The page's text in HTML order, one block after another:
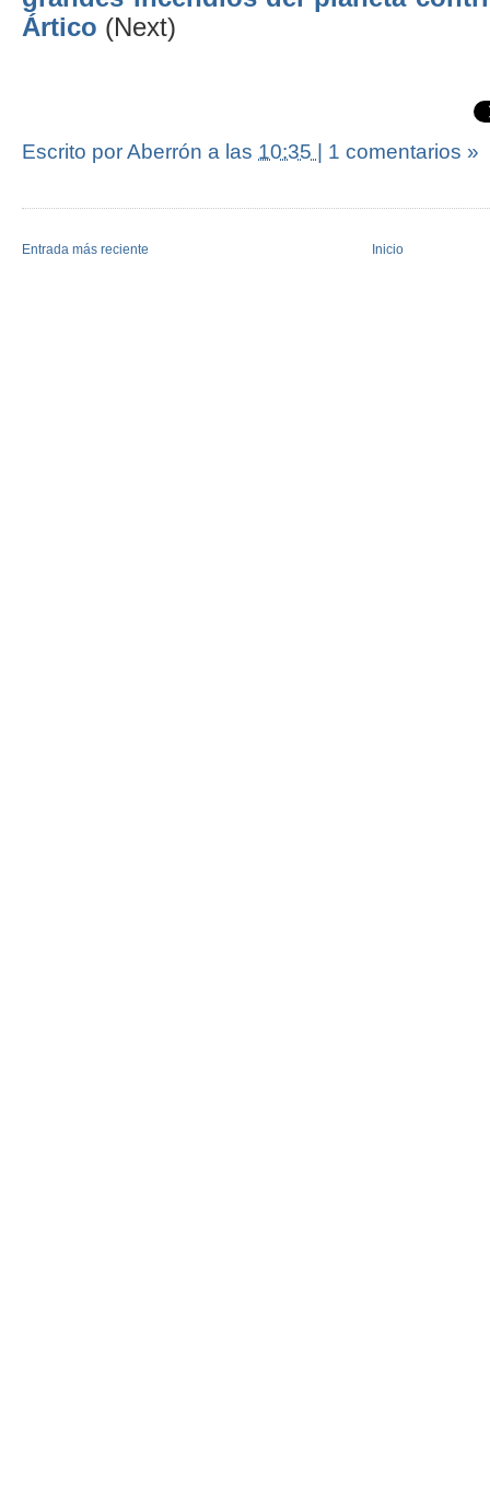
Ártico (Next)
Escrito por Aberrón a las 10:35 | 1 comentarios »
Entrada más reciente Inicio